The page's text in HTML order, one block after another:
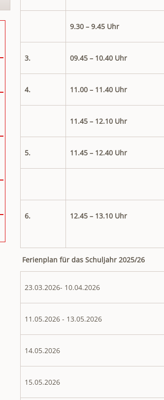
9.30 – 9.45 Uhr
3. 09.45 – 10.40 Uhr
4. 11.00 – 11.40 Uhr
11.45 – 12.10 Uhr
5. 11.45 – 12.40 Uhr
6. 12.45 – 13.10 Uhr
Ferienplan für das Schuljahr 2025/26
23.03.2026- 10.04.2026
11.05.2026 - 13.05.2026
14.05.2026
15.05.2026